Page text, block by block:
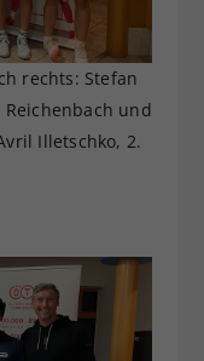
rechts: Stefan
und
Illetschko, 2.